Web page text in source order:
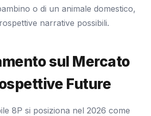
o di un animale domestico,
narrative possibili.
sul Mercato
Future
8P si posiziona nel 2026 come